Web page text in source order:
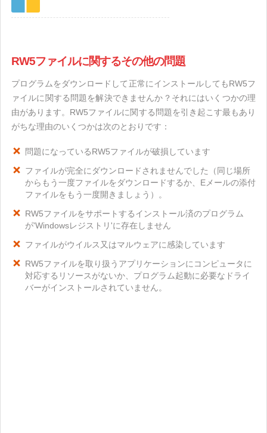
RW5ファイルに関するその他の問題
プログラムをダウンロードして正常にインストールしてもRW5フ
ァイルに関する問題を解決できませんか？それにはいくつかの理
由があります。RW5ファイルに関する問題を引き起こす最もあり
がちな理由のいくつかは次のとおりです：
問題になっているRW5ファイルが破損しています
ファイルが完全にダウンロードされませんでした（同じ場所
からもう一度ファイルをダウンロードするか、Eメールの添付
ファイルをもう一度開きましょう）。
RW5ファイルをサポートするインストール済のプログラム
が'Windowsレジストリ'に存在しません
ファイルがウイルス又はマルウェアに感染しています
RW5ファイルを取り扱うアプリケーションにコンピュータに
対応するリソースがないか、プログラム起動に必要なドライ
バーがインストールされていません。